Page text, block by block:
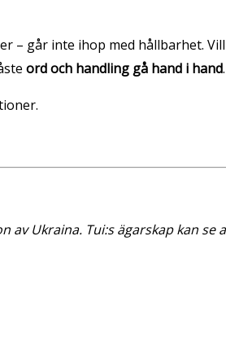
– går inte ihop med hållbarhet.
ord och handling gå hand i hand
av Ukraina. Tui:s ägarskap kan se